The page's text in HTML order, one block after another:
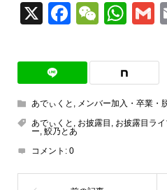
X
あでぃくと , メンバー加入・卒業・
あでぃくと , お披露目 , お披露目ラ
ー, 鮫乃とあ
コメント: 0